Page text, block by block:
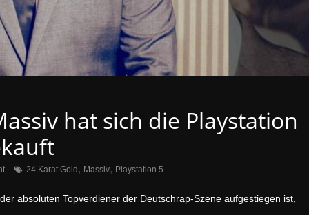
hat sich die Playstation
24 Karat Gold , Massiv, Playstation 5
absoluten Topverdiener der Deutschrap-Szene aufgestiegen ist,